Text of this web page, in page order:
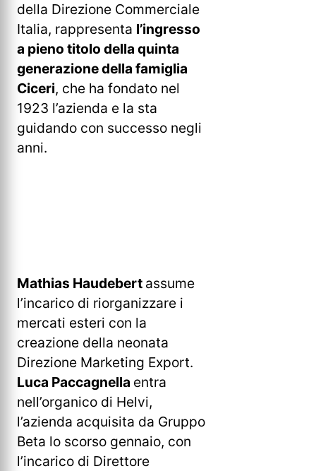
della Direzione Commerciale
Italia, rappresenta l’ingresso
a pieno titolo della quinta
generazione della famiglia
Ciceri, che ha fondato nel
1923 l’azienda e la sta
guidando con successo negli
anni.
Mathias Haudebert assume
l’incarico di riorganizzare i
mercati esteri con la
creazione della neonata
Direzione Marketing Export.
Luca Paccagnella entra
nell’organico di Helvi,
l’azienda acquisita da Gruppo
Beta lo scorso gennaio, con
l’incarico di Direttore